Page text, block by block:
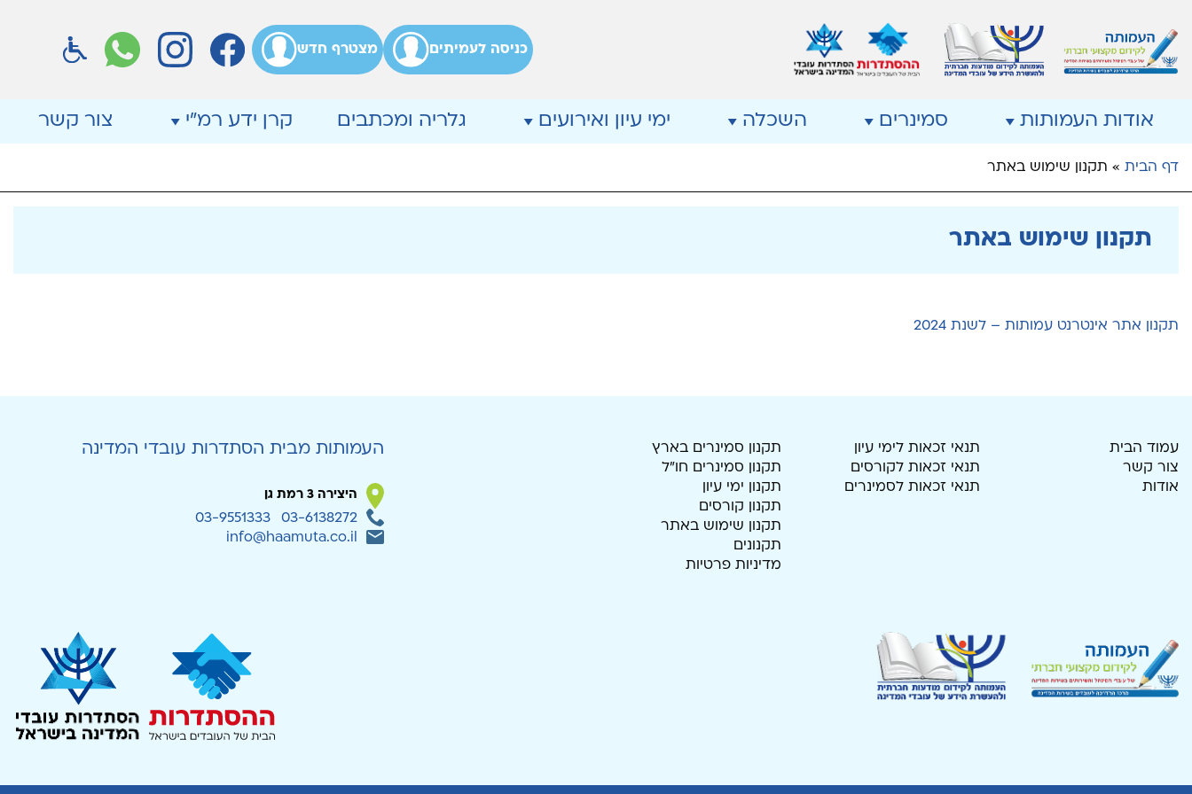
כניסה לעמיתים מצטרף חדש
אודות העמותות סמינרים השכלה ימי עיון ואירועים גלריה ומכתבים קרן ידע רמ"י צור קשר
דף הבית » תקנון שימוש באתר
תקנון שימוש באתר
תקנון אתר אינטרנט עמותות – לשנת 2024
עמוד הבית
צור קשר
אודות
תנאי זכאות לימי עיון
תנאי זכאות לקורסים
תנאי זכאות לסמינרים
תקנון סמינרים בארץ
תקנון סמינרים חו"ל
תקנון ימי עיון
תקנון קורסים
תקנון שימוש באתר
תקנונים
מדיניות פרטיות
העמותות מבית הסתדרות עובדי המדינה
היצירה 3 רמת גן
03-6138272
03-9551333
info@haamuta.co.il